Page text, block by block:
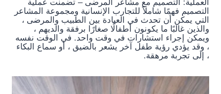
العملية: التصميم مع مشاعر المرضى – تضمنت عملية
التصميم فهمًا شاملاً للتجارب الإنسانية ومجموعة المشاعر
التي يمكن أن تحدث في العيادة بين الطبيب والمرضى ،
والذين غالبًا ما يكونون أطفالًا صغارًا برفقة والديهم ،
ويمكن إجراء استشارات في وقت واحد. في الوقت نفسه
، وقد يؤدي رؤية طفل آخر يشعر بالضيق ، أو سماع البكاء
، إلى تجربة مرهقة.